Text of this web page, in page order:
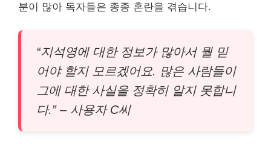
분이 많아 독자들은 종종 혼란을 겪습니다.
“지석영에 대한 정보가 많아서 뭘 믿
어야 할지 모르겠어요. 많은 사람들이
그에 대한 사실을 정확히 알지 못합니
다.” – 사용자 C씨